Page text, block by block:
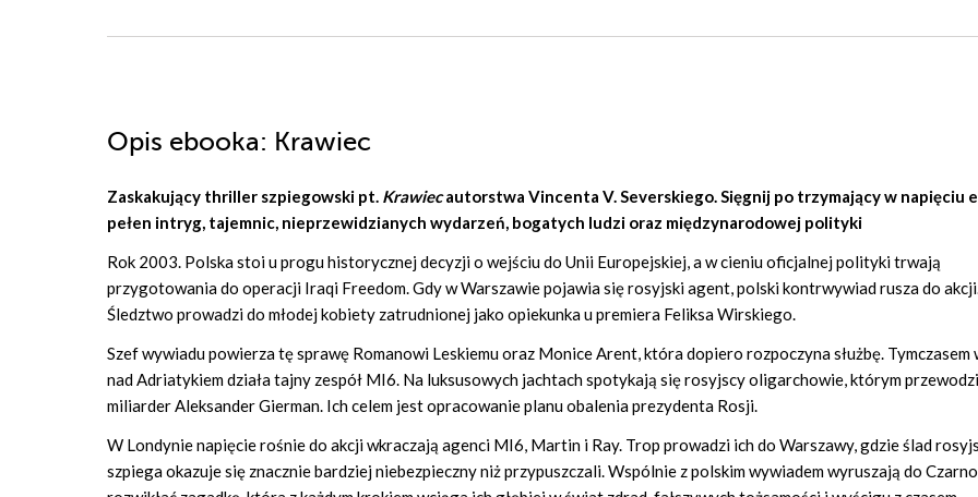
Opis ebooka: Krawiec
Zaskakujący thriller szpiegowski pt. Krawiecautorstwa Vincenta V. Severskiego. Sięgnij po trzymający w napięciu
pełen intryg, tajemnic, nieprzewidzianych wydarzeń, bogatych ludzi oraz międzynarodowej polityki
Rok 2003. Polska stoi u progu historycznej decyzji o wejściu do Unii Europejskiej, a w cieniu oficjalnej polityki trwają
przygotowania do operacji Iraqi Freedom. Gdy w Warszawie pojawia się rosyjski agent, polski kontrwywiad rusza do
Śledztwo prowadzi do młodej kobiety zatrudnionej jako opiekunka u premiera Feliksa Wirskiego.
Szef wywiadu powierza tę sprawę Romanowi Leskiemu oraz Monice Arent, która dopiero rozpoczyna służbę. Tymczasem
nad Adriatykiem działa tajny zespół MI6. Na luksusowych jachtach spotykają się rosyjscy oligarchowie, którym przewodzi
miliarder Aleksander Gierman. Ich celem jest opracowanie planu obalenia prezydenta Rosji.
W Londynie napięcie rośnie do akcji wkraczają agenci MI6, Martin i Ray. Trop prowadzi ich do Warszawy, gdzie ślad
szpiega okazuje się znacznie bardziej niebezpieczny niż przypuszczali. Wspólnie z polskim wywiadem wyruszają do